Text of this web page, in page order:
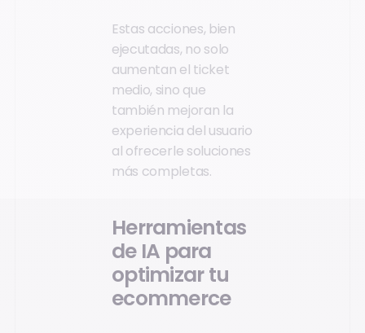
Estas acciones, bien
ejecutadas, no solo
aumentan el ticket
medio, sino que
también mejoran la
experiencia del usuario
al ofrecerle soluciones
más completas.
Herramientas
de IA para
optimizar tu
ecommerce